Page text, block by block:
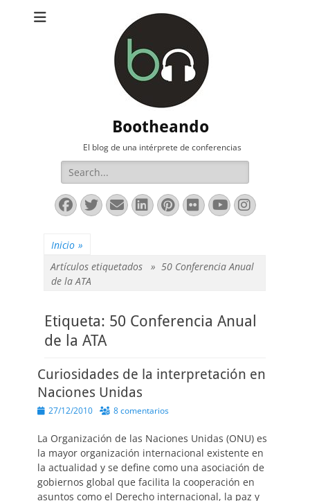
Bootheando
El blog de una intérprete de conferencias
Buscar:
Facebook
Twitter
Correo
electrónico
LinkedIn
Pinterest
FlickrYouTube
Inicio »
Artículos etiquetados » 50 Conferencia Anual
de la ATA
Etiqueta: 50 Conferencia Anual
de la ATA
Curiosidades de la interpretación en
Naciones Unidas
Publicado
27/12/2010 8 comentarios
La Organización de las Naciones Unidas (ONU) es
la mayor organización internacional existente en
la actualidad y se define como una asociación de
gobiernos global que facilita la cooperación en
asuntos como el Derecho internacional, la paz y